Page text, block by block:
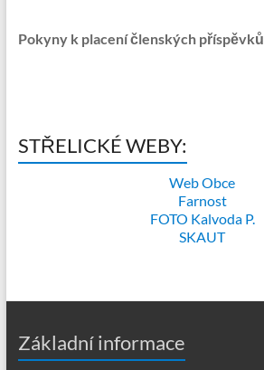
Pokyny k placení členských příspěvků
STŘELICKÉ WEBY:
Web Obce
Farnost
FOTO Kalvoda P.
SKAUT
Základní informace